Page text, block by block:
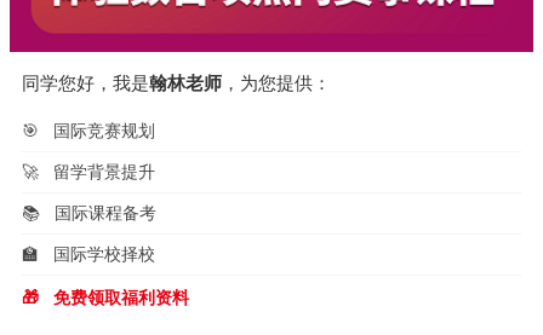
同学您好，我是翰林老师 ，为您提供：
🎯 国际竞赛规划
🚀 留学背景提升
📚 国际课程备考
🏫 国际学校择校
🎁 免费领取福利资料